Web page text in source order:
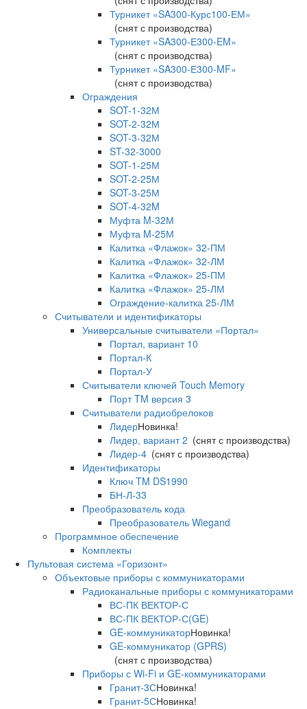
Турникет «SA300-Курс100-ЕМ»
(снят с производства)
Турникет «SA300-Е300-EM»
(снят с производства)
Турникет «SA300-Е300-MF»
(снят с производства)
Ограждения
SOT-1-32М
SOT-2-32М
SOT-3-32М
ST-32-3000
SOT-1-25М
SOT-2-25М
SOT-3-25М
SOT-4-32M
Муфта M-32М
Муфта M-25М
Калитка «Флажок» 32-ПМ
Калитка «Флажок» 32-ЛМ
Калитка «Флажок» 25-ПМ
Калитка «Флажок» 25-ЛМ
Ограждение-калитка 25-ЛМ
Считыватели и идентификаторы
Универсальные считыватели «Портал»
Портал, вариант 10
Портал-К
Портал-У
Считыватели ключей Touch Memory
Порт TM версия 3
Считыватели радиобрелоков
ЛидерНовинка!
Лидер, вариант 2 (снят с производства)
Лидер-4 (снят с производства)
Идентификаторы
Ключ TM DS1990
БН-Л-33
Преобразователь кода
Преобразователь Wiegand
Программное обеспечение
Комплекты
Пультовая система «Горизонт»
Объектовые приборы с коммуникаторами
Радиоканальные приборы с коммуникаторами
ВС-ПК ВЕКТОР-С
ВС-ПК ВЕКТОР-С(GE)
GE-коммуникаторНовинка!
GE-коммуникатор (GPRS)
(снят с производства)
Приборы с Wi-Fi и GE-коммуникаторами
Гранит-3СНовинка!
Гранит-5СНовинка!